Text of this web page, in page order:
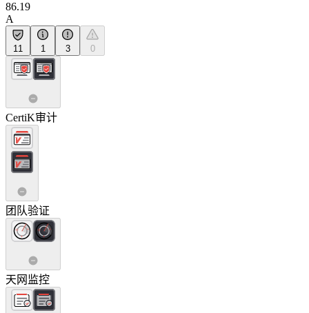
86.19
A
11 1 3 0
CertiK审计
团队验证
天网监控